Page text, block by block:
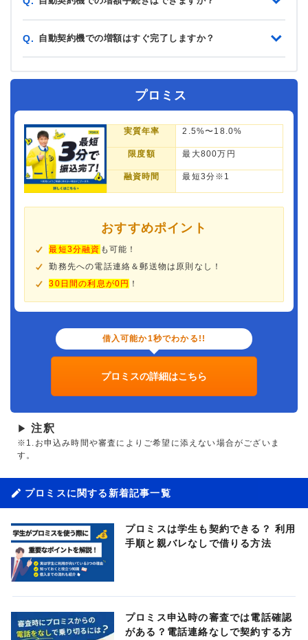
Q. 自動契約機での増額はすぐ完了しますか？
プロミス
実質年率 2.5%〜18.0%
限度額 最大800万円
融資時間 最短3分※1
おすすめポイント
最短3分融資 も可能！
勤務先への電話連絡＆郵送物は原則なし！
30日間の利息が0円 ！
借入可能か1秒でわかる!!
プロミスの詳細はこちら
▶ 注釈
※1.お申込み時間や審査によりご希望に添えない場合がございま
す。
プロミスに関する新着記事一覧
プロミスは学生も契約できる？ 利用
手順と親バレなしで借りる方法
プロミス申込時の審査では電話確認
がある？電話連絡なしで契約する方